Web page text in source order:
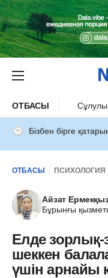
ОТБАСЫ
Бізбен бірге
ОТБАСЫ ПСИХОЛОГИЯ
Айзат
Бұрынғы
Елде
шеккен
үшін арнайы